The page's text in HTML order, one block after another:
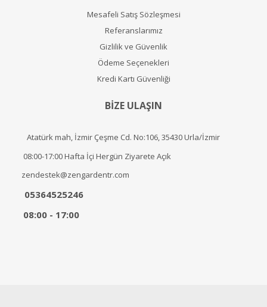
Mesafeli Satış Sözleşmesi
Referanslarımız
Gizlilik ve Güvenlik
Ödeme Seçenekleri
Kredi Kartı Güvenliği
BİZE ULAŞIN
Atatürk mah, İzmir Çeşme Cd. No:106, 35430 Urla/İzmir
08:00-17:00 Hafta İçi Hergün Ziyarete Açık
zendestek@zengardentr.com
05364525246
08:00 - 17:00